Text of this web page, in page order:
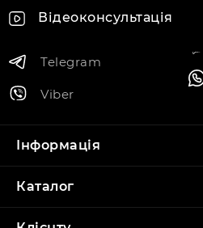
Відеоконсультація
Telegram
Viber
Інформація
Каталог